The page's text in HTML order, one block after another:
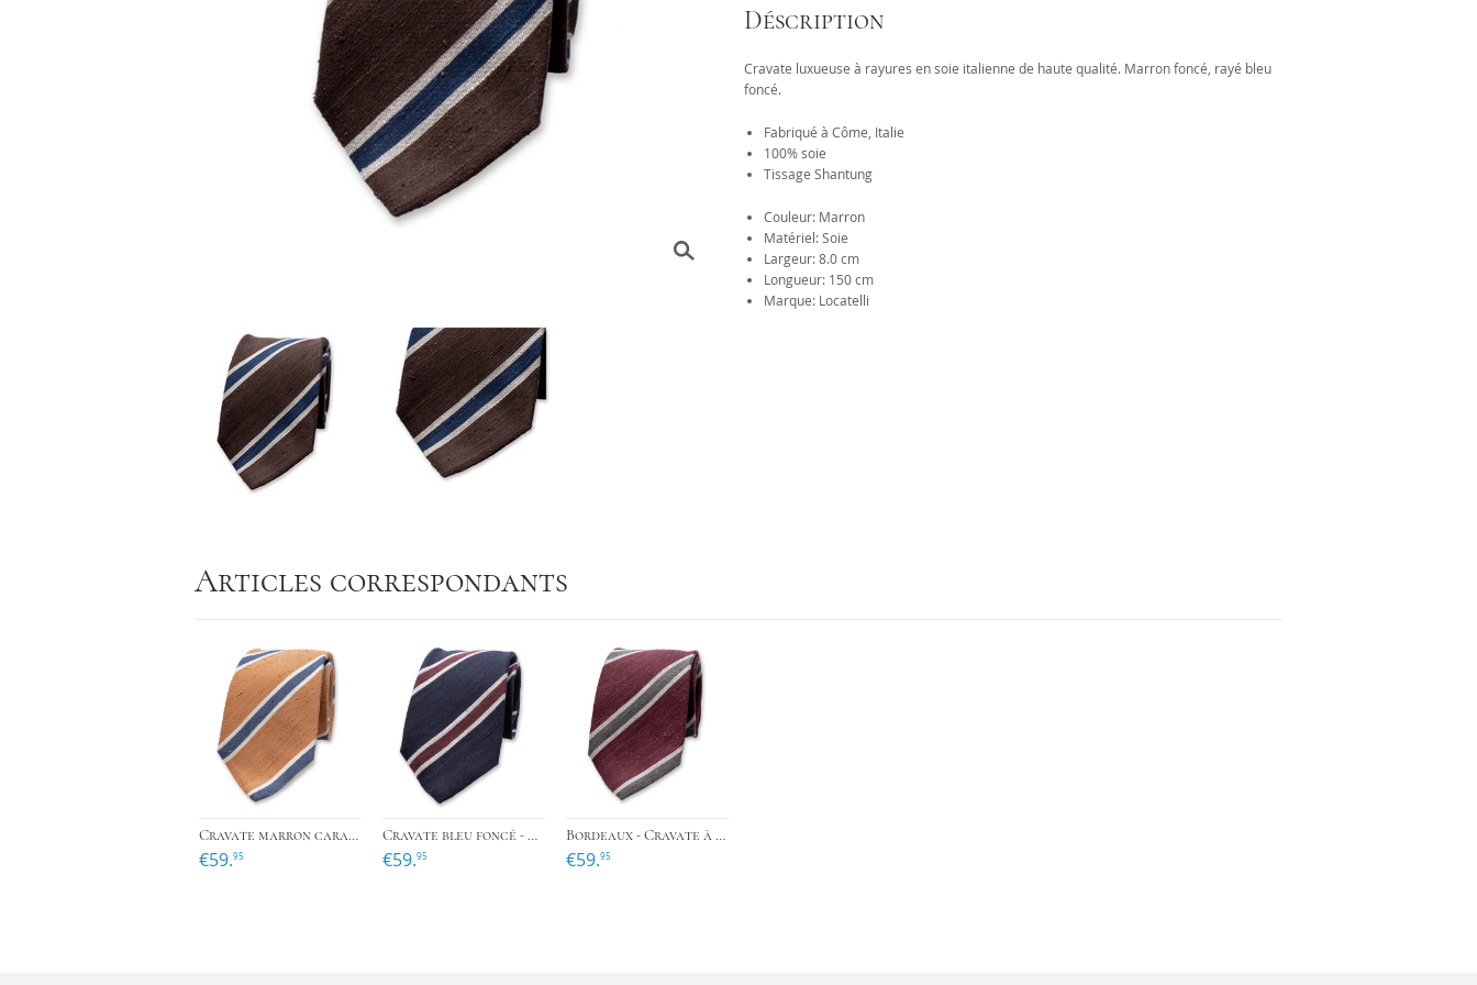
Déscription
Cravate luxueuse à rayures en soie italienne de haute qualité. Marron foncé, rayé bleu
foncé.
Fabriqué à Côme, Italie
100% soie
Tissage Shantung
Couleur: Marron
Matériel: Soie
Largeur: 8.0 cm
Longueur: 150 cm
Marque: Locatelli
Articles correspondants
›
Cravate marron caramel à rayures bleues en soie italienne
€59.95
›
Cravate bleu foncé - Bordeaux - Soie italienne
€59.95
Bordeaux - Cravate à rayures grises - Soie italienne
€59.95